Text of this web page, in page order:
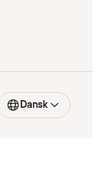
Dansk